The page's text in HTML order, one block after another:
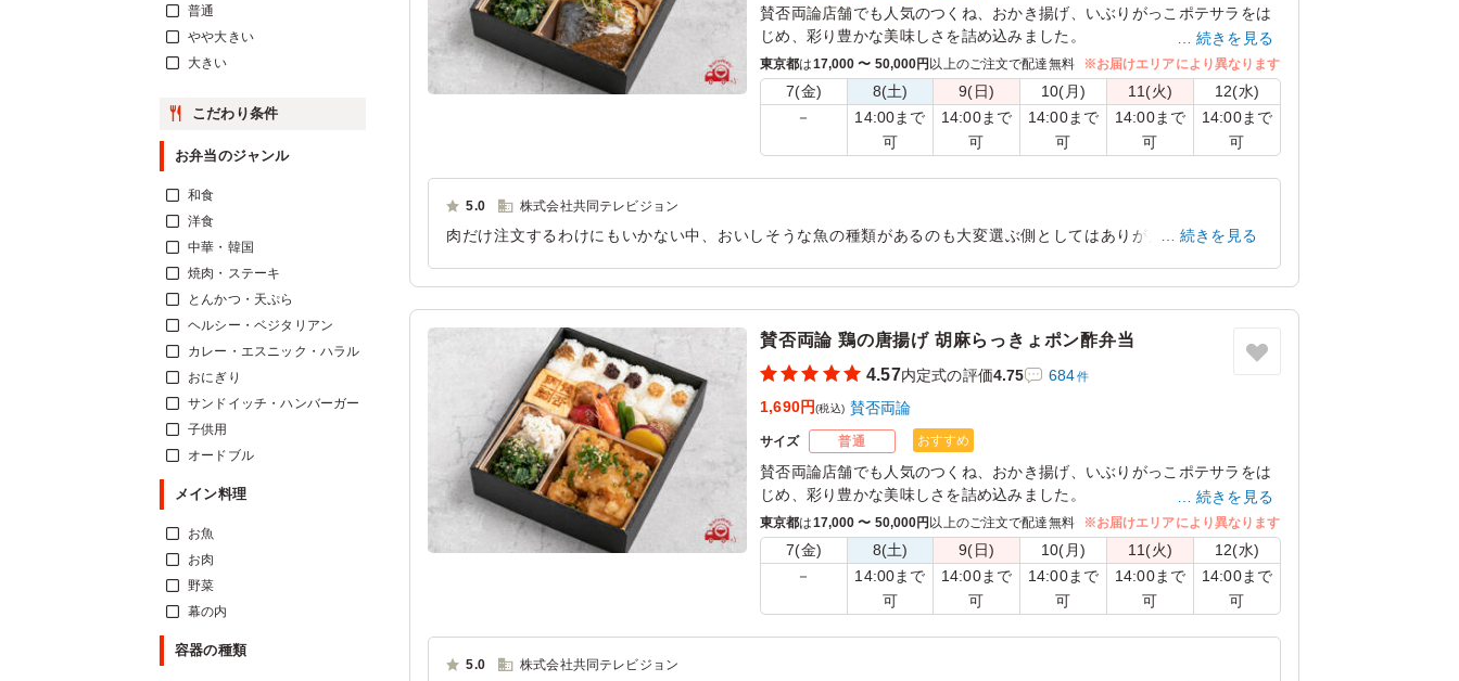
賛否両論店舗でも人気のつくね、おかき揚げ、いぶりがっこポテサラをは
じめ、彩り豊かな美味しさを詰め込みました。
賛否両論の店舗で、お刺身に合わせて提供している「変わり醤油」を焼き
魚に合う「ソース」にアレンジ。
焼き茄子の香ばしさが西京焼きとマッチして、くせになる美味しさです。
続きを見る
東京都は17,000 〜 50,000円 以上のご注文で配達無料 ※お届けエリアにより異なります
7(金) 8(土) 9(日) 10(月) 11(火) 12(水)
－
14:00まで
可
14:00まで
可
14:00まで
可
14:00まで
可
14:00まで
可
5.0 株式会社共同テレビジョン
肉だけ注文するわけにもいかない中、おいしそうな魚の種類があるのも大変選ぶ側としてはありがたいなと思い注
続きを見る
賛否両論 鶏の唐揚げ 胡麻らっきょポン酢弁当
4.57内定式の評価4.75 684件
1,690円(税込) 賛否両論
サイズ 普通 おすすめ
賛否両論店舗でも人気のつくね、おかき揚げ、いぶりがっこポテサラをは
じめ、彩り豊かな美味しさを詰め込みました。
お弁当の定番おかずの唐揚げを胡麻らっきょポン酢で和えてさっぱりと。
笠原流アレンジをお楽しみください。
続きを見る
東京都は17,000 〜 50,000円 以上のご注文で配達無料 ※お届けエリアにより異なります
7(金) 8(土) 9(日) 10(月) 11(火) 12(水)
－
14:00まで
可
14:00まで
可
14:00まで
可
14:00まで
可
14:00まで
可
5.0 株式会社共同テレビジョン
普通
やや大きい
大きい
こだわり条件
お弁当のジャンル
和食
洋食
中華・韓国
焼肉・ステーキ
とんかつ・天ぷら
ヘルシー・ベジタリアン
カレー・エスニック・ハラル
おにぎり
サンドイッチ・ハンバーガー
子供用
オードブル
メイン料理
お魚
お肉
野菜
幕の内
容器の種類